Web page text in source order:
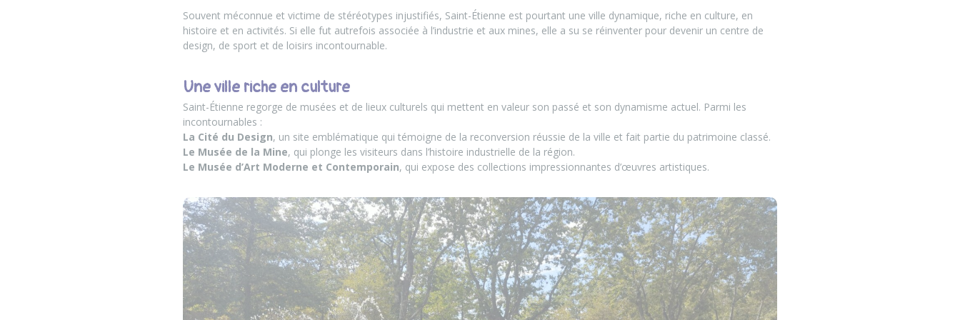
Souvent méconnue et victime de stéréotypes injustifiés, Saint-Étienne est pourtant une ville dynamique, riche en culture, en
histoire et en activités. Si elle fut autrefois associée à l’industrie et aux mines, elle a su se réinventer pour devenir un centre de
design, de sport et de loisirs incontournable.
Une ville riche en culture
Saint-Étienne regorge de musées et de lieux culturels qui mettent en valeur son passé et son dynamisme actuel. Parmi les
incontournables :
La Cité du Design, un site emblématique qui témoigne de la reconversion réussie de la ville et fait partie du patrimoine classé.
Le Musée de la Mine, qui plonge les visiteurs dans l’histoire industrielle de la région.
Le Musée d’Art Moderne et Contemporain, qui expose des collections impressionnantes d’œuvres artistiques.